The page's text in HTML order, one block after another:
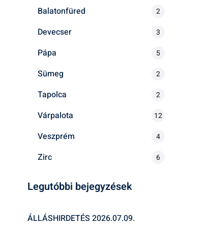
Balatonfüred 2
Devecser 3
Pápa 5
Sümeg 2
Tapolca 2
Várpalota 12
Veszprém 4
Zirc 6
Legutóbbi bejegyzések
ÁLLÁSHIRDETÉS 2026.07.09.